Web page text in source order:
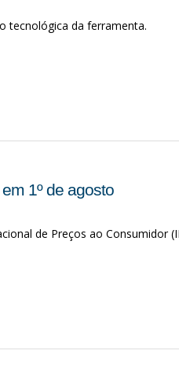
tecnológica da ferramenta.
1º de agosto
de Preços ao Consumidor